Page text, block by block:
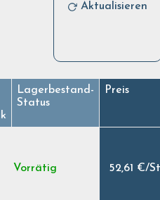
Aktualisieren
Lagerbestand-
Status
Preis
Vorrätig 52,61 €/